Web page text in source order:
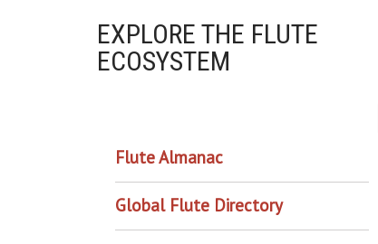
EXPLORE THE FLUTE
ECOSYSTEM
Flute Almanac
Global Flute Directory